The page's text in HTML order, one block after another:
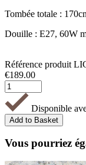
Tombée totale :
Douille : E27, 60W
Référence produit
€189.00
Disponible
Vous pourriez